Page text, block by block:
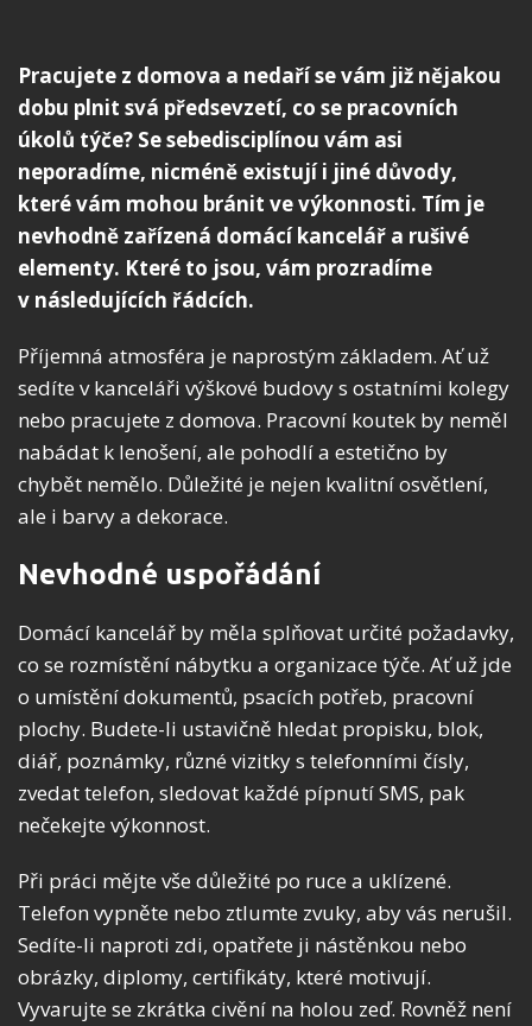
Pracujete z domova a nedaří se vám již nějakou
dobu plnit svá předsevzetí, co se pracovních
úkolů týče? Se sebedisciplínou vám asi
neporadíme, nicméně existují i jiné důvody,
které vám mohou bránit ve výkonnosti. Tím je
nevhodně zařízená domácí kancelář a rušivé
elementy. Které to jsou, vám prozradíme
v následujících řádcích.
Příjemná atmosféra je naprostým základem. Ať už
sedíte v kanceláři výškové budovy s ostatními kolegy
nebo pracujete z domova. Pracovní koutek by neměl
nabádat k lenošení, ale pohodlí a estetično by
chybět nemělo. Důležité je nejen kvalitní osvětlení,
ale i barvy a dekorace.
Nevhodné uspořádání
Domácí kancelář by měla splňovat určité požadavky,
co se rozmístění nábytku a organizace týče. Ať už jde
o umístění dokumentů, psacích potřeb, pracovní
plochy. Budete-li ustavičně hledat propisku, blok,
diář, poznámky, různé vizitky s telefonními čísly,
zvedat telefon, sledovat každé pípnutí SMS, pak
nečekejte výkonnost.
Při práci mějte vše důležité po ruce a uklízené.
Telefon vypněte nebo ztlumte zvuky, aby vás nerušil.
Sedíte-li naproti zdi, opatřete ji nástěnkou nebo
obrázky, diplomy, certifikáty, které motivují.
Vyvarujte se zkrátka civění na holou zeď. Rovněž není